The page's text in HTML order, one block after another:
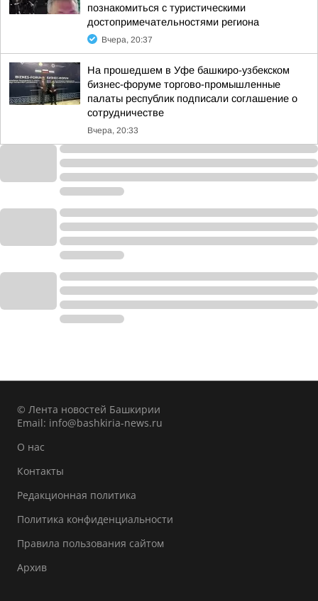
познакомиться с туристическими
достопримечательностями региона
Вчера, 20:37
На прошедшем в Уфе башкиро-узбекском
бизнес-форуме торгово-промышленные
палаты республик подписали соглашение о
сотрудничестве
Вчера, 20:33
© Лента новостей Башкирии
Email: info@bashkiria-news.ru
О нас
Контакты
Редакционная политика
Политика конфиденциальности
Правила пользования сайтом
Архив